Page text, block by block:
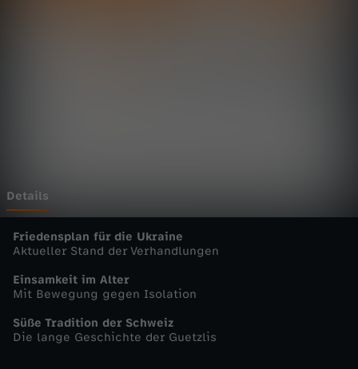
a
g
a
z
Details
Friedensplan für die Ukraine
Aktueller Stand der Verhandlungen
Einsamkeit im Alter
Mit Bewegung gegen Isolation
Süße Tradition der Schweiz
Die lange Geschichte der Guetzlis